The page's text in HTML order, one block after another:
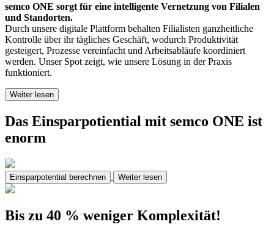
semco ONE sorgt für eine intelligente Vernetzung von Filialen
und Standorten.
Durch unsere digitale Plattform behalten Filialisten ganzheitliche
Kontrolle über ihr tägliches Geschäft, wodurch Produktivität
gesteigert, Prozesse vereinfacht und Arbeitsabläufe koordiniert
werden. Unser Spot zeigt, wie unsere Lösung in der Praxis
funktioniert.
Weiter lesen
Das Einsparpotiential mit semco ONE ist
enorm
Einsparpotential berechnen Weiter lesen
Bis zu 40 % weniger Komplexität!